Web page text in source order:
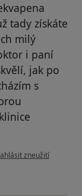
tady získáte
milý
i paní
jak po
s
názoru uživatele
zneužití